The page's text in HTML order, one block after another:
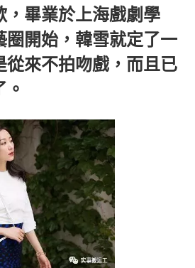
，畢業於上海戲劇學
圈開始，韓雪就定了一
從來不拍吻戲，而且已